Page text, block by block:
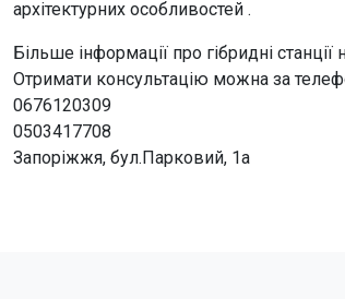
архітектурних особливостей .
Більше інформації про гібридні станції
Отримати консультацію можна за
0676120309
0503417708
Запоріжжя, бул.Парковий, 1а